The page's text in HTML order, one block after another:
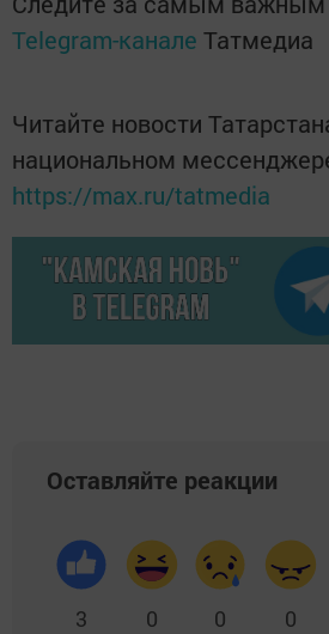
Telegram-канале Татмедиа
Читайте новости
национальном
https://max.ru/tatmedia
Оставляйте реакции
3 0 0 0